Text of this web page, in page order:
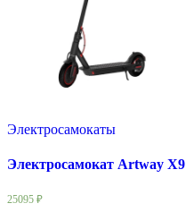
Электросамокаты
Электросамокат Artway X9
25095 ₽